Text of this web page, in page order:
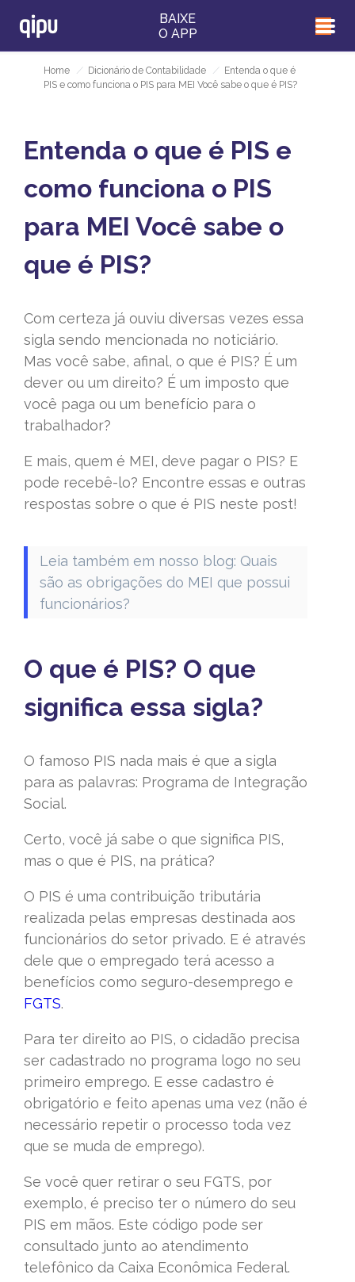
BAIXE
O APP
Home / Dicionário de Contabilidade /
Entenda o que é
PIS e como funciona o PIS para MEI Você sabe o que é PIS?
Entenda o que é PIS e
como funciona o PIS
para MEI Você sabe o
que é PIS?
Com certeza já ouviu diversas vezes essa
sigla sendo mencionada no noticiário.
Mas você sabe, afinal, o que é PIS? É um
dever ou um direito? É um imposto que
você paga ou um benefício para o
trabalhador?
E mais, quem é MEI, deve pagar o PIS? E
pode recebê-lo? Encontre essas e outras
respostas sobre o que é PIS neste post!
Leia também em nosso blog: Quais
são as obrigações do MEI que possui
funcionários?
O que é PIS? O que
significa essa sigla?
O famoso PIS nada mais é que a sigla
para as palavras: Programa de Integração
Social.
Certo, você já sabe o que significa PIS,
mas o que é PIS, na prática?
O PIS é uma contribuição tributária
realizada pelas empresas destinada aos
funcionários do setor privado. E é através
dele que o empregado terá acesso a
benefícios como seguro-desemprego e
FGTS.
Para ter direito ao PIS, o cidadão precisa
ser cadastrado no programa logo no seu
primeiro emprego. E esse cadastro é
obrigatório e feito apenas uma vez (não é
necessário repetir o processo toda vez
que se muda de emprego).
Se você quer retirar o seu FGTS, por
exemplo, é preciso ter o número do seu
PIS em mãos. Este código pode ser
consultado junto ao atendimento
telefônico da Caixa Econômica Federal.